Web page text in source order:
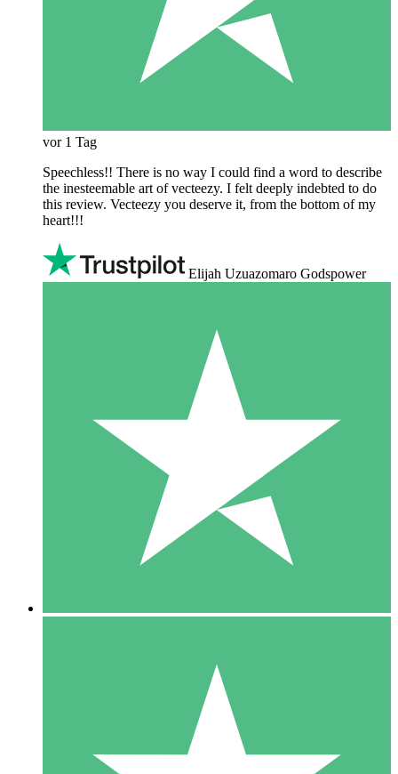
vor 1 Tag
Speechless!! There is no way I could find a word to describe
the inesteemable art of vecteezy. I felt deeply indebted to do
this review. Vecteezy you deserve it, from the bottom of my
heart!!!
Elijah Uzuazomaro Godspower